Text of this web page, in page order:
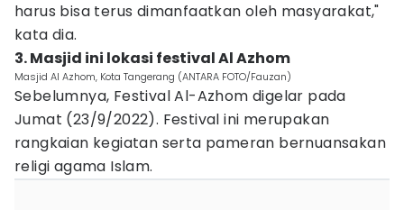
harus bisa terus dimanfaatkan oleh masyarakat,"
kata dia.
3. Masjid ini lokasi festival Al Azhom
Masjid Al Azhom, Kota Tangerang (ANTARA FOTO/Fauzan)
Sebelumnya, Festival Al-Azhom digelar pada
Jumat (23/9/2022). Festival ini merupakan
rangkaian kegiatan serta pameran bernuansakan
religi agama Islam.